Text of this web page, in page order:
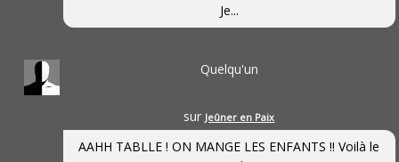
Je...
Quelqu'un
sur Jeûner en Paix
AAHH TABLLE ! ON MANGE LES ENFANTS !! Voilà le